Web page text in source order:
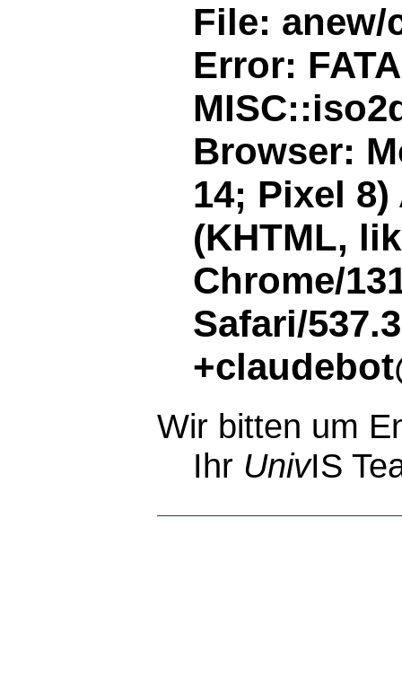
File: anew/
Error:
Browser:
14; Pixel
(KHTML,
Chrome/
Safari/
Wir bitten um
Ihr UnivIS